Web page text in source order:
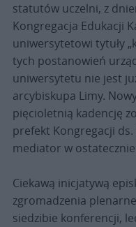
statutów uczelni, z
Kongregacja Edukacji
uniwersytetowi tytuły
tych postanowień
uniwersytetu nie jest
arcybiskupa Limy.
pięcioletnią kadencję
prefekt Kongregacji
mediator w
Ciekawą inicjatywą
zgromadzenia
siedzibie konferencji,